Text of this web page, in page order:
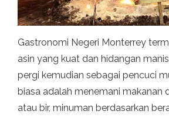
Gastronomi Negeri Monterrey
asin yang kuat dan hidangan
pergi kemudian sebagai pencuci
biasa adalah menemani makanan
atau bir, minuman berdasarkan